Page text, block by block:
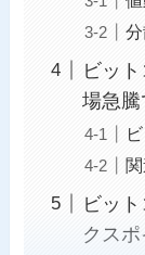
ビッ
場急
ビッ
クス